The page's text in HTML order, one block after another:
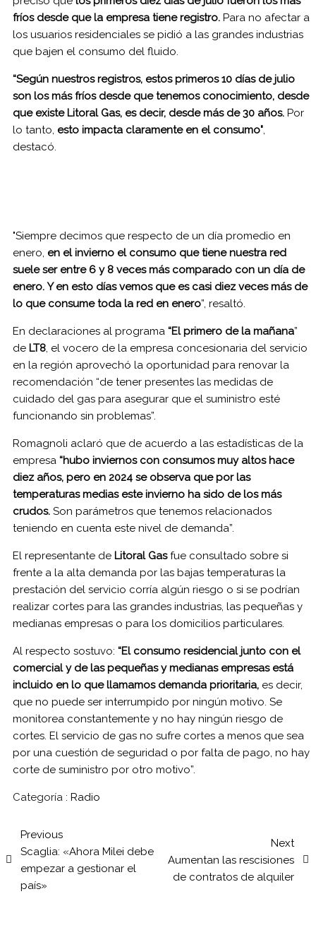
fríos desde que la empresa tiene registro. Para no afectar a
los usuarios residenciales se pidió a las grandes industrias
que bajen el consumo del fluido.
“Según nuestros registros, estos primeros 10 días de julio
son los más fríos desde que tenemos conocimiento, desde
que existe Litoral Gas, es decir, desde más de 30 años. Por
lo tanto, esto impacta claramente en el consumo",
destacó.
"Siempre decimos que respecto de un día promedio en
enero, en el invierno el consumo que tiene nuestra red
suele ser entre 6 y 8 veces más comparado con un día de
enero. Y en esto días vemos que es casi diez veces más de
lo que consume toda la red en enero”, resaltó.
En declaraciones al programa “El primero de la mañana”
de LT8, el vocero de la empresa concesionaria del servicio
en la región aprovechó la oportunidad para renovar la
recomendación “de tener presentes las medidas de
cuidado del gas para asegurar que el suministro esté
funcionando sin problemas”.
Romagnoli aclaró que de acuerdo a las estadísticas de la
empresa “hubo inviernos con consumos muy altos hace
diez años, pero en 2024 se observa que por las
temperaturas medias este invierno ha sido de los más
crudos. Son parámetros que tenemos relacionados
teniendo en cuenta este nivel de demanda”.
El representante de Litoral Gasfue consultado sobre si
frente a la alta demanda por las bajas temperaturas la
prestación del servicio corría algún riesgo o si se podrían
realizar cortes para las grandes industrias, las pequeñas y
medianas empresas o para los domicilios particulares.
Al respecto sostuvo: “El consumo residencial junto con el
comercial y de las pequeñas y medianas empresas está
incluido en lo que llamamos demanda prioritaria, es decir,
que no puede ser interrumpido por ningún motivo. Se
monitorea constantemente y no hay ningún riesgo de
cortes. El servicio de gas no sufre cortes a menos que sea
por una cuestión de seguridad o por falta de pago, no hay
corte de suministro por otro motivo”.
Categoría : Radio
Previous
Scaglia: «Ahora Milei debe
empezar a gestionar el
país»
Next
Aumentan las rescisiones
de contratos de alquiler